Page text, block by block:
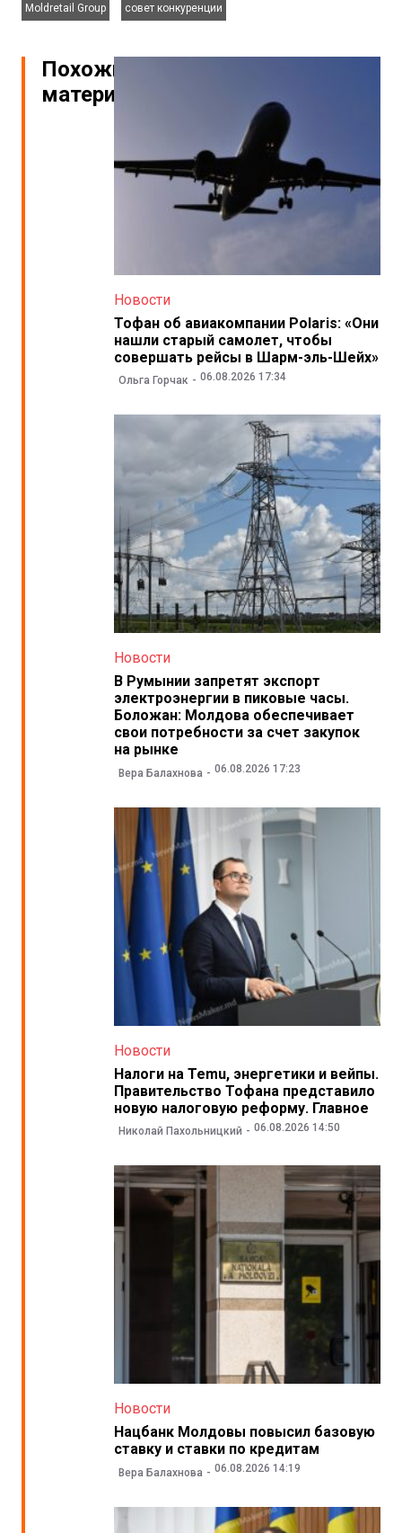
Moldretail Group
совет конкуренции
Похожие
материалы
Новости
Тофан об авиакомпании Polaris: «Они
нашли старый самолет, чтобы
совершать рейсы в Шарм-эль-Шейх»
Ольга Горчак 06.08.2026 17:34
Новости
В Румынии запретят экспорт
электроэнергии в пиковые часы.
Боложан: Молдова обеспечивает
свои потребности за счет закупок
на рынке
Вера Балахнова 06.08.2026 17:23
Новости
Налоги на Temu, энергетики и вейпы.
Правительство Тофана представило
новую налоговую реформу. Главное
Николай Пахольницкий 06.08.2026 14:50
Новости
Нацбанк Молдовы повысил базовую
ставку и ставки по кредитам
Вера Балахнова 06.08.2026 14:19